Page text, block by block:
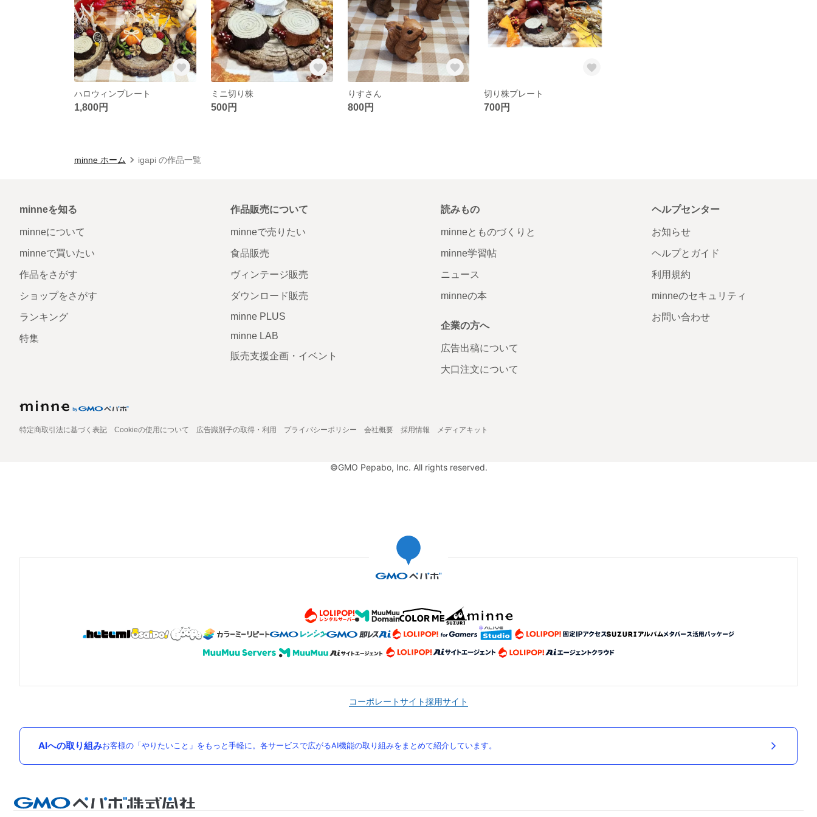
ハロウィンプレート
1,800円
ミニ切り株
500円
りすさん
800円
切り株プレート
700円
minne ホーム igapi の作品一覧
minneを知る
minneについて
minneで買いたい
作品をさがす
ショップをさがす
ランキング
特集
作品販売について
minneで売りたい
食品販売
ヴィンテージ販売
ダウンロード販売
minne PLUS
minne LAB
販売支援企画・イベント
読みもの
minneとものづくりと
minne学習帖
ニュース
minneの本
企業の方へ
広告出稿について
大口注文について
ヘルプセンター
お知らせ
ヘルプとガイド
利用規約
minneのセキュリティ
お問い合わせ
特定商取引法に基づく表記 Cookieの使用について 広告識別子の取得・利用 プライバシーポリシー 会社概要 採用情報 メディアキット
©GMO Pepabo, Inc. All rights reserved.
コーポレートサイト採用サイト
AIへの取り組みお客様の「やりたいこと」をもっと手軽に。各サービスで広がるAI機能の取り組みをまとめて紹介しています。